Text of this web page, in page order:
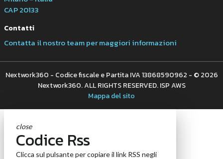
CAP 20133
Contatti
Contatta il nostro team per maggiori informazioni
Nextwork360 - Codice fiscale e Partita IVA 13868590962 - © 2026
Nextwork360. ALL RIGHTS RESERVED. ISP AWS
Mappa del sito
close
Codice Rss
Clicca sul pulsante per copiare il link RSS negli